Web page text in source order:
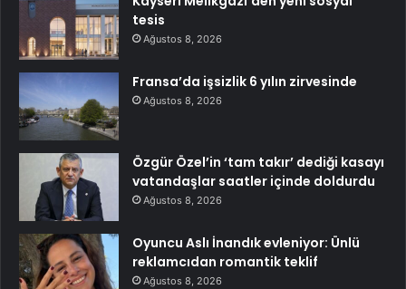
tesis
Ağustos 8, 2026
Fransa’da işsizlik 6 yılın zirvesinde
Ağustos 8, 2026
Özgür Özel’in ‘tam takır’ dediği kasayı
vatandaşlar saatler içinde doldurdu
Ağustos 8, 2026
Oyuncu Aslı İnandık evleniyor: Ünlü
reklamcıdan romantik teklif
Ağustos 8, 2026